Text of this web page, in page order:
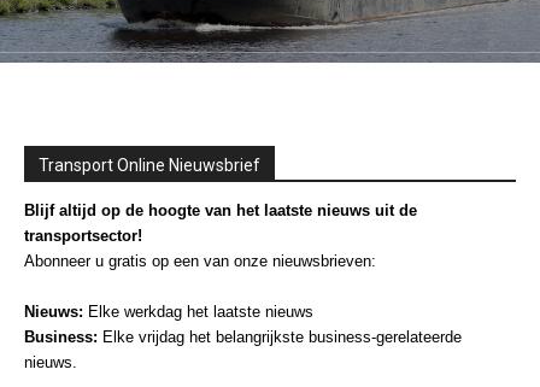
Transport Online Nieuwsbrief
Blijf altijd op de hoogte van het laatste nieuws uit de
transportsector!
Abonneer u gratis op een van onze nieuwsbrieven:
Nieuws: Elke werkdag het laatste nieuws
Business: Elke vrijdag het belangrijkste business-gerelateerde
nieuws.